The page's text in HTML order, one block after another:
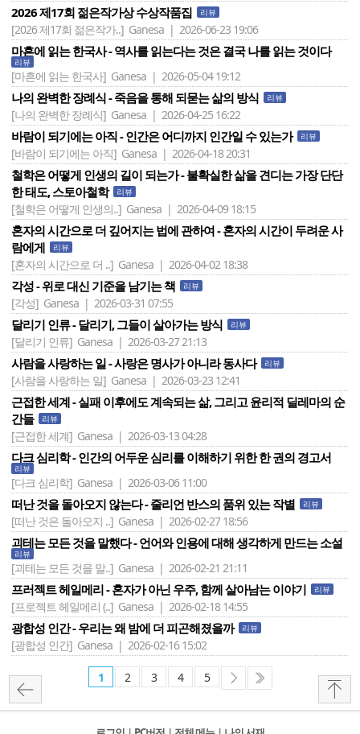
2026 제17회 젊은작가상 수상작품집 리뷰
[2026 제17회 젊은작가..] Ganesa | 2026-06-23 19:06
마흔에 읽는 한국사 - 역사를 읽는다는 것은 결국 나를 읽는 것이다
리뷰
[마흔에 읽는 한국사] Ganesa | 2026-05-04 19:12
나의 완벽한 장례식 - 죽음을 통해 되묻는 삶의 방식 리뷰
[나의 완벽한 장례식] Ganesa | 2026-04-25 16:22
바람이 되기에는 아직 - 인간은 어디까지 인간일 수 있는가 리뷰
[바람이 되기에는 아직] Ganesa | 2026-04-18 20:31
철학은 어떻게 인생의 길이 되는가 - 불확실한 삶을 견디는 가장 단단
한 태도, 스토아철학
리뷰
[철학은 어떻게 인생의..] Ganesa | 2026-04-09 18:15
혼자의 시간으로 더 깊어지는 법에 관하여 - 혼자의 시간이 두려운 사
람에게
리뷰
[혼자의 시간으로 더 ..] Ganesa | 2026-04-02 18:38
각성 - 위로 대신 기준을 남기는 책 리뷰
[각성] Ganesa | 2026-03-31 07:55
달리기 인류 - 달리기, 그들이 살아가는 방식 리뷰
[달리기 인류] Ganesa | 2026-03-27 21:13
사람을 사랑하는 일 - 사랑은 명사가 아니라 동사다 리뷰
[사람을 사랑하는 일] Ganesa | 2026-03-23 12:41
근접한 세계 - 실패 이후에도 계속되는 삶, 그리고 윤리적 딜레마의 순
간들
리뷰
[근접한 세계] Ganesa | 2026-03-13 04:28
다크 심리학 - 인간의 어두운 심리를 이해하기 위한 한 권의 경고서
리뷰
[다크 심리학] Ganesa | 2026-03-06 11:00
떠난 것을 돌아오지 않는다 - 줄리언 반스의 품위 있는 작별 리뷰
[떠난 것은 돌아오지 ..] Ganesa | 2026-02-27 18:56
괴테는 모든 것을 말했다 - 언어와 인용에 대해 생각하게 만드는 소설
리뷰
[괴테는 모든 것을 말..] Ganesa | 2026-02-21 21:11
프러젝트 헤일메리 - 혼자가 아닌 우주, 함께 살아남는 이야기 리뷰
[프로젝트 헤일메리 (..] Ganesa | 2026-02-18 14:55
광합성 인간 - 우리는 왜 밤에 더 피곤해졌을까 리뷰
[광합성 인간] Ganesa | 2026-02-16 15:02
1 2 3 4 5